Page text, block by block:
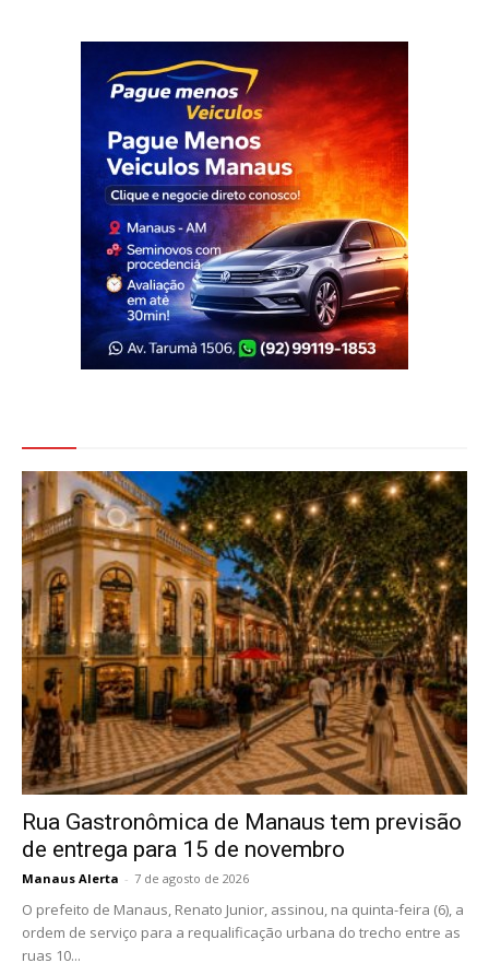
Rua Gastronômica de Manaus tem previsão
de entrega para 15 de novembro
Manaus Alerta - 7 de agosto de 2026
O prefeito de Manaus, Renato Junior, assinou, na quinta-feira (6), a
ordem de serviço para a requalificação urbana do trecho entre as
ruas 10...